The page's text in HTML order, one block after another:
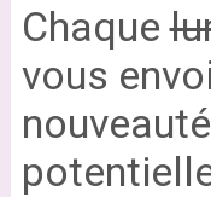
Chaque
vous